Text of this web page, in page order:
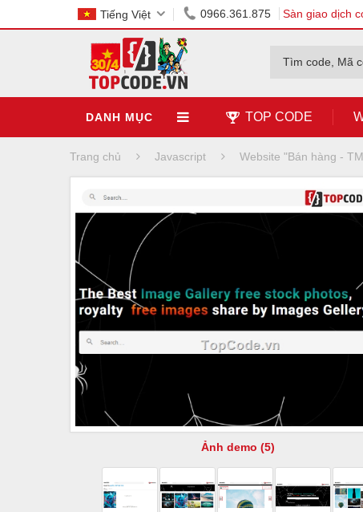
Tiếng Việt 0966.361.875 Sàn giao dịch
Tìm code, Mã
DANH MỤC TOP CODE
Trang chủ Javascript Website "Bán hàng -
Ảnh demo (5)